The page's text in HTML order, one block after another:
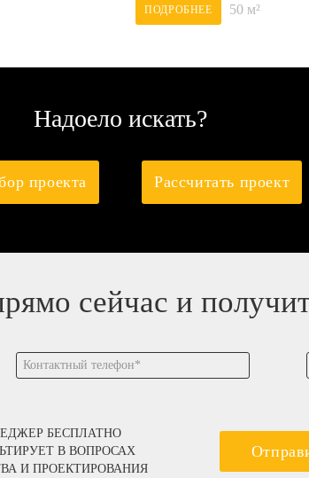
ПОДРОБНЕЕ 50 м²
Надоело искать?
проекта Рассчитать проект
сейчас и
БЕСПЛАТНО
В ВОПРОСАХ
И ПРОЕКТИРОВАНИЯ